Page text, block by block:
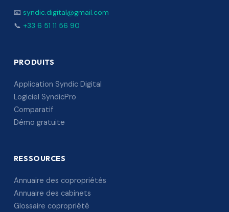
📧 syndic.digital@gmail.com
📞 +33 6 51 11 56 90
PRODUITS
Application Syndic Digital
Logiciel SyndicPro
Comparatif
Démo gratuite
RESSOURCES
Annuaire des copropriétés
Annuaire des cabinets
Glossaire copropriété